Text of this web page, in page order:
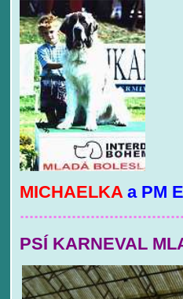
MICHAELKA a PM
PSÍ KARNEVAL